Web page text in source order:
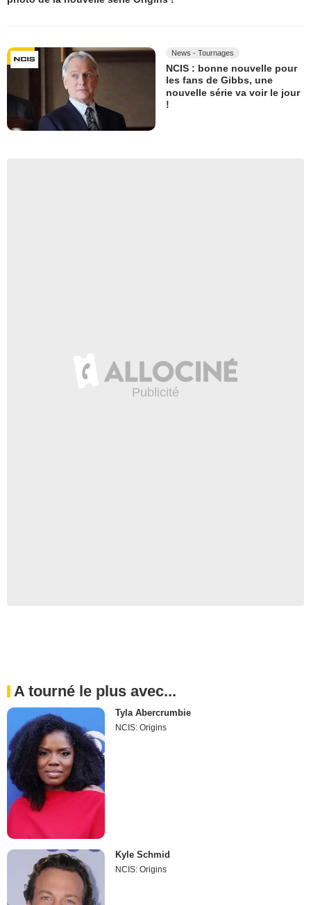
News - Tournages
NCIS : bonne nouvelle pour
les fans de Gibbs, une
nouvelle série va voir le jour
!
A tourné le plus avec...
Tyla Abercrumbie
NCIS: Origins
Kyle Schmid
NCIS: Origins